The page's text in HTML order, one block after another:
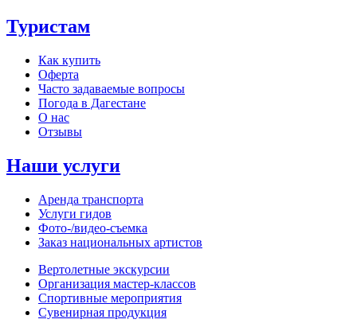
Туристам
Как купить
Оферта
Часто задаваемые вопросы
Погода в Дагестане
О нас
Отзывы
Наши услуги
Аренда транспорта
Услуги гидов
Фото-/видео‑съемка
Заказ национальных артистов
Вертолетные экскурсии
Организация мастер‑классов
Спортивные мероприятия
Сувенирная продукция